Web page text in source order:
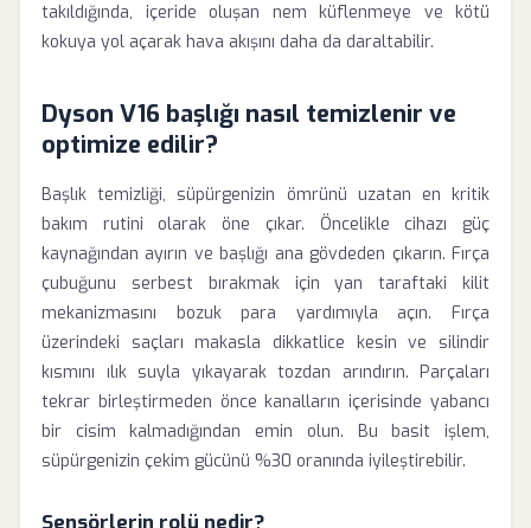
takıldığında, içeride oluşan nem küflenmeye ve kötü
kokuya yol açarak hava akışını daha da daraltabilir.
Dyson V16 başlığı nasıl temizlenir ve
optimize edilir?
Başlık temizliği, süpürgenizin ömrünü uzatan en kritik
bakım rutini olarak öne çıkar. Öncelikle cihazı güç
kaynağından ayırın ve başlığı ana gövdeden çıkarın. Fırça
çubuğunu serbest bırakmak için yan taraftaki kilit
mekanizmasını bozuk para yardımıyla açın. Fırça
üzerindeki saçları makasla dikkatlice kesin ve silindir
kısmını ılık suyla yıkayarak tozdan arındırın. Parçaları
tekrar birleştirmeden önce kanalların içerisinde yabancı
bir cisim kalmadığından emin olun. Bu basit işlem,
süpürgenizin çekim gücünü %30 oranında iyileştirebilir.
Sensörlerin rolü nedir?